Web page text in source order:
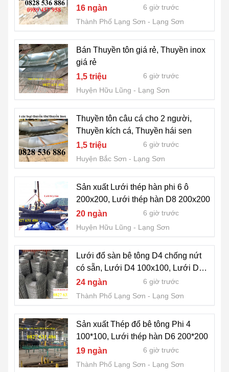
16 ngàn
6 giờ trước
Thành Phố Lạng Sơn
Lạng Sơn
Bán Thuyền tôn giá rẻ, Thuyền inox
giá rẻ
1,5 triệu
6 giờ trước
Huyện Hữu Lũng
Lạng Sơn
Thuyền tôn câu cá cho 2 người,
Thuyền kích cá, Thuyền hái sen
1,5 triệu
6 giờ trước
Huyện Bắc Sơn
Lạng Sơn
Sản xuất Lưới thép hàn phi 6 ô
200x200, Lưới thép hàn D8 200x200
20 ngàn
6 giờ trước
Huyện Hữu Lũng
Lạng Sơn
Lưới đổ sàn bê tông D4 chống nứt
có sẵn, Lưới D4 100x100, Lưới D4
150
24 ngàn
6 giờ trước
Thành Phố Lạng Sơn
Lạng Sơn
Sản xuất Thép đổ bê tông Phi 4
100*100, Lưới thép hàn D6 200*200
19 ngàn
6 giờ trước
Thành Phố Lạng Sơn
Lạng Sơn